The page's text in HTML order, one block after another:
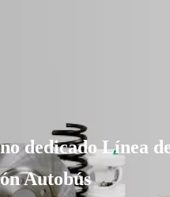
dedicado Línea
Autobús